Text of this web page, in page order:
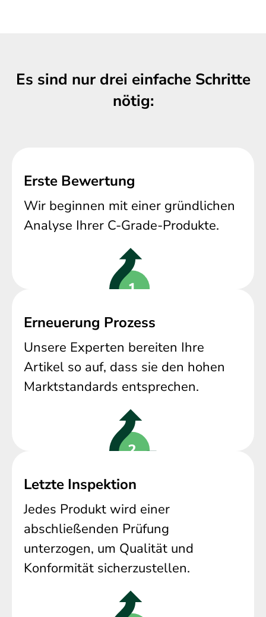
Es sind nur drei einfache Schritte
nötig:
Erste Bewertung
Wir beginnen mit einer gründlichen
Analyse Ihrer C-Grade-Produkte.
Erneuerung Prozess
Unsere Experten bereiten Ihre
Artikel so auf, dass sie den hohen
Marktstandards entsprechen.
Letzte Inspektion
Jedes Produkt wird einer
abschließenden Prüfung
unterzogen, um Qualität und
Konformität sicherzustellen.